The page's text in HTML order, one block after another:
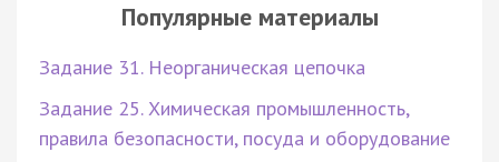
Популярные материалы
Задание 31. Неорганическая цепочка
Задание 25. Химическая промышленность,
правила безопасности, посуда и оборудование